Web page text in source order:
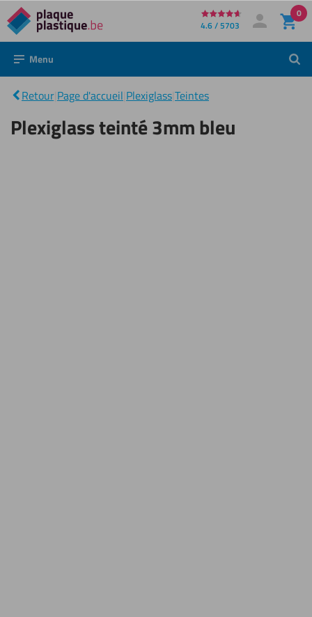
Directement
au
contenu
4.6 / 5703 Mon compte
Se connecter
0
Menu
Retour Page d'accueil PlexiglassTeintes
Plexiglass
teinté
3mm
Plexiglass teinté 3mm bleu